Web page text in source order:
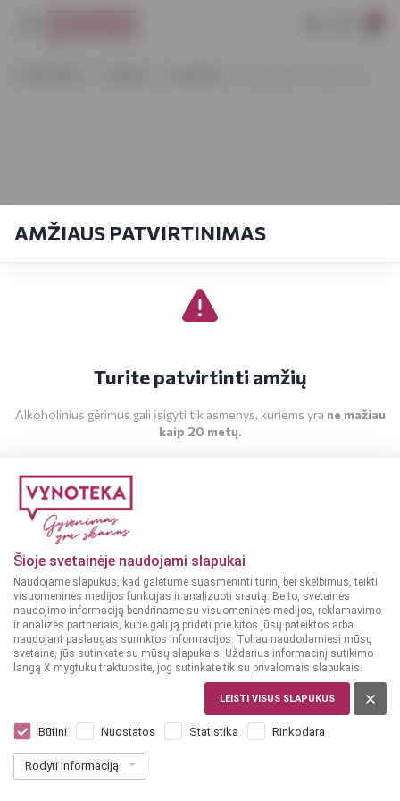
Šioje svetainėje naudojami slapukai
Naudojame slapukus, kad galėtume suasmeninti turinį bei skelbimus, teikti
visuomeninės medijos funkcijas ir analizuoti srautą. Be to, svetainės
naudojimo informaciją bendriname su visuomeninės medijos, reklamavimo
ir analizės partneriais, kurie gali ją pridėti prie kitos jūsų pateiktos arba
naudojant paslaugas surinktos informacijos. Toliau naudodamiesi mūsų
svetaine, jūs sutinkate su mūsų slapukais. Uždarius informacinį sutikimo
langą X mygtuku traktuosite, jog sutinkate tik su privalomais slapukais.
LEISTI VISUS SLAPUKUS
Būtini Nuostatos Statistika Rinkodara
Rodyti informaciją
AMŽIAUS PATVIRTINIMAS
Turite patvirtinti amžių
Alkoholinius gėrimus gali įsigyti tik asmenys, kuriems yra ne mažiau
kaip 20 metų.
Dar nėra balsų, galite įvertinti
229€ 6.94 € / L